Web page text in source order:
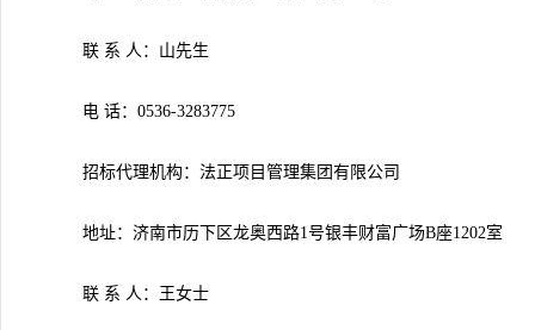
联 系 人：山先生
电 话： 0536-3283775
招标代理机构：法正项目管理集团有限公司
地址：济南市历下区龙奥西路1号银丰财富广场B座1202室
联 系 人：王女士